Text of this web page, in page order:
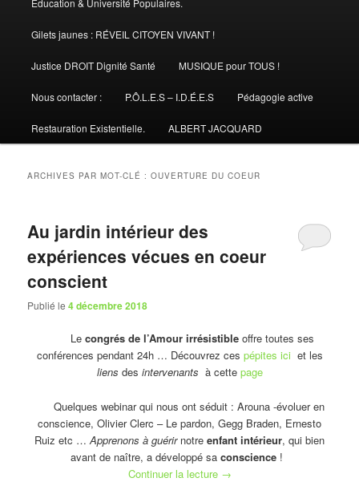
Gilets jaunes : RÉVEIL CITOYEN VIVANT !
Justice DROIT Dignité Santé MUSIQUE pour TOUS !
Nous contacter : P.Ô.L.E.S – I.D.É.E.S Pédagogie active
Restauration Existentielle. ALBERT JACQUARD
ARCHIVES PAR MOT-CLÉ :OUVERTURE DU COEUR
Au jardin intérieur des
expériences vécues en coeur
conscient
Publié le4 décembre 2018
Le congrés de l’Amour irrésistible offre toutes ses
conférences pendant 24h … Découvrez ces pépites ici et les
liens des intervenants à cettepage
Quelques webinar qui nous ont séduit : Arouna -évoluer en
conscience, Olivier Clerc – Le pardon, Gegg Braden, Ernesto
Ruiz etc … Apprenons à guérirnotre enfant intérieur, qui bien
avant de naître, a développé sa conscience!
Continuer la lecture →